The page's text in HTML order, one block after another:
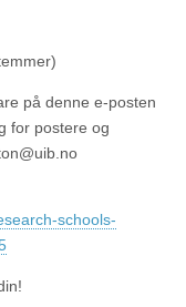
på denne e-posten
for postere og
schools-